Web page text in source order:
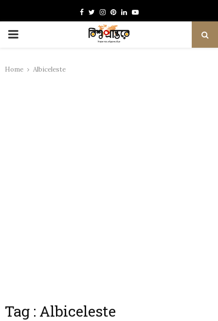
Facebook
TwitterInstagram
Pinterest
LinkedinYoutube
PRIMARY
Home Albiceleste
Tag : Albiceleste